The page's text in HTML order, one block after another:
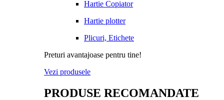
Hartie Copiator
Hartie plotter
Plicuri, Etichete
Preturi avantajoase pentru tine!
Vezi produsele
PRODUSE RECOMANDATE